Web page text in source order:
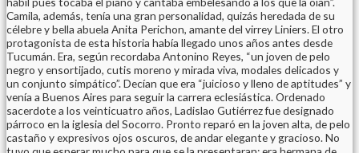
Camila, además, tenía una gran personalidad, quizás heredada de su
célebre y bella abuela Anita Perichon, amante del virrey Liniers. El otro
protagonista de esta historia había llegado unos años antes desde
Tucumán. Era, según recordaba Antonino Reyes, “un joven de pelo
negro y ensortijado, cutis moreno y mirada viva, modales delicados y
un conjunto simpático”. Decían que era “juicioso y lleno de aptitudes” y
venía a Buenos Aires para seguir la carrera eclesiástica. Ordenado
sacerdote a los veinticuatro años, Ladislao Gutiérrez fue designado
párroco en la iglesia del Socorro. Pronto reparó en la joven alta, de pelo
castaño y expresivos ojos oscuros, de andar elegante y gracioso. No